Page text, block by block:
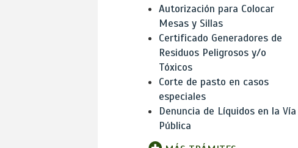
Autorización para Colocar
Mesas y Sillas
Certificado Generadores de
Residuos Peligrosos y/o
Tóxicos
Corte de pasto en casos
especiales
Denuncia de Líquidos en la Vía
Pública